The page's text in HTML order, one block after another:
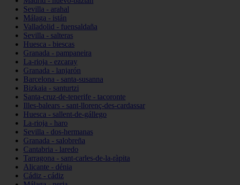
Sevilla - arahal
Málaga - istán
Valladolid - fuensaldaña
Sevilla - salteras
Huesca - biescas
Granada - pampaneira
La-rioja - ezcaray
Granada - lanjarón
Barcelona - santa-susanna
Bizkaia - santurtzi
Santa-cruz-de-tenerife - tacoronte
Illes-balears - sant-llorenç-des-cardassar
Huesca - sallent-de-gállego
La-rioja - haro
Sevilla - dos-hermanas
Granada - salobreña
Cantabria - laredo
Tarragona - sant-carles-de-la-ràpita
Alicante - dénia
Cádiz - cádiz